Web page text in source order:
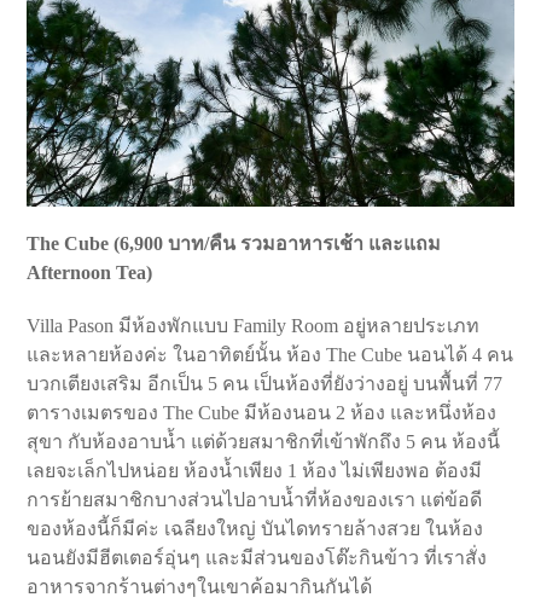
The Cube (6,900บาท/คืน รวมอาหารเช้า และแถม
Afternoon Tea)
Villa Pason มีห้องพักแบบ Family Room อยู่หลายประเภท
และหลายห้องค่ะ ในอาทิตย์นั้น ห้อง The Cube นอนได้ 4 คน
บวกเตียงเสริม อีกเป็น 5 คน เป็นห้องที่ยังว่างอยู่ บนพื้นที่ 77
ตารางเมตรของ The Cube มีห้องนอน 2 ห้อง และหนึ่งห้อง
สุขา กับห้องอาบน้ำ แต่ด้วยสมาชิกที่เข้าพักถึง 5 คน ห้องนี้
เลยจะเล็กไปหน่อย ห้องน้ำเพียง 1 ห้อง ไม่เพียงพอ ต้องมี
การย้ายสมาชิกบางส่วนไปอาบน้ำที่ห้องของเรา แต่ข้อดี
ของห้องนี้ก็มีค่ะ เฉลียงใหญ่ บันไดทรายล้างสวย ในห้อง
นอนยังมีฮีตเตอร์อุ่นๆ และมีส่วนของโต๊ะกินข้าว ที่เราสั่ง
อาหารจากร้านต่างๆในเขาค้อมากินกันได้